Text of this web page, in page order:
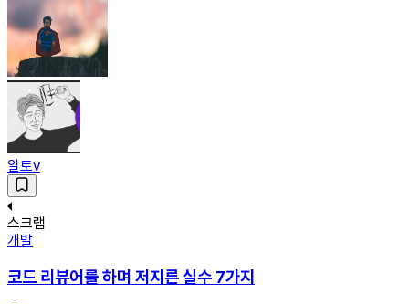
알토v
스크랩
개발
코드 리뷰어를 하며 저지른 실수 7가지